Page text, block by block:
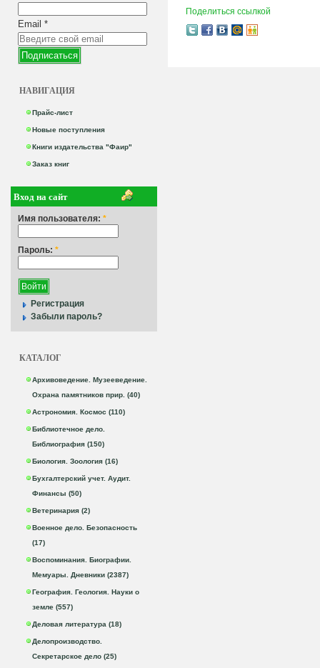
Email *
НАВИГАЦИЯ
Прайс-лист
Новые поступления
Книги издательства "Фаир"
Заказ книг
Вход на сайт
Имя пользователя: *
Пароль: *
Регистрация
Забыли пароль?
КАТАЛОГ
Архивоведение. Музееведение.
Охрана памятников прир. (40)
Астрономия. Космос (110)
Библиотечное дело.
Библиография (150)
Биология. Зоология (16)
Бухгалтерский учет. Аудит.
Финансы (50)
Ветеринария (2)
Военное дело. Безопасность
(17)
Воспоминания. Биографии.
Мемуары. Дневники (2387)
География. Геология. Науки о
земле (557)
Деловая литература (18)
Делопроизводство.
Секретарское дело (25)
Поделиться ссылкой